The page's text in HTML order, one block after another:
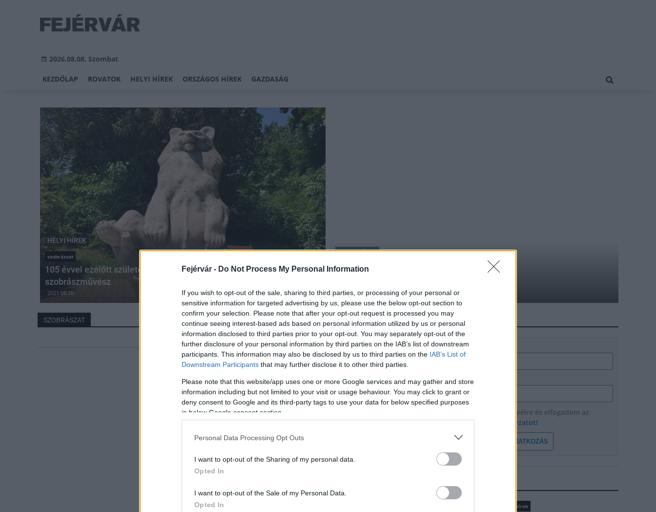
Fejérvár - Do Not Process My Personal Information
If you wish to opt-out of the sale, sharing to third parties, or processing of your personal or
sensitive information for targeted advertising by us, please use the below opt-out section to
confirm your selection. Please note that after your opt-out request is processed you may
continue seeing interest-based ads based on personal information utilized by us or personal
information disclosed to third parties prior to your opt-out. You may separately opt-out of the
further disclosure of your personal information by third parties on the IAB’s list of downstream
participants. This information may also be disclosed by us to third parties on the IAB’s List of
Downstream Participants that may further disclose it to other third parties.
Please note that this website/app uses one or more Google services and may gather and store
information including but not limited to your visit or usage behaviour. You may click to grant or
deny consent to Google and its third-party tags to use your data for below specified purposes
in below Google consent section.
Personal Data Processing Opt Outs
I want to opt-out of the Sharing of my personal data.
Opted In
I want to opt-out of the Sale of my Personal Data.
Opted In
2026.08.08, Szombat
KEZDŐLAP ROVATOK HELYI HÍREK ORSZÁGOS HÍREK GAZDASÁG
HELYI HÍREK
szobrászat
105 évvel ezelőtt született Somogyi József, Kossuth - díjas
szobrászművész
2021.06.10
HELYI HÍREK
Székesfehérvár
2017.05.20
SZOBRÁSZAT HÍRLEVÉL
Név
E-mail cím
Feliratkozom a hírlevélre és elfogadom az
adatvédelmi szabályzatot!
FELIRATKOZÁS
Országos hírek